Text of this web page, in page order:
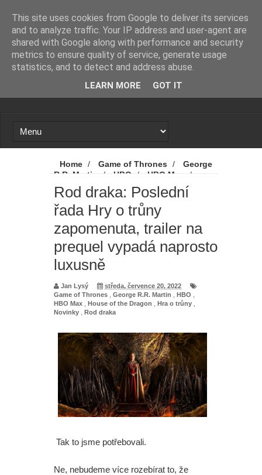
Loading...
Home / Game of Thrones /
George
R.R. Martin
/ HBO / HBO Max
/
House of the Dragon
Hra o trůny
Novinky / Rod draka /
Rod draka:
Poslední řada Hry o trůny zapomenuta,
trailer na prequel vypadá naprosto luxusně
Rod draka: Poslední
řada Hry o trůny
zapomenuta, trailer na
prequel vypadá naprosto
luxusně
Jan Lysý
středa, července 20, 2022
Game of Thrones
George R.R. Martin HBO
HBO Max
House of the Dragon Hra o trůny
Novinky
Rod draka
Tak to jsme potřebovali.
Ne, nebudeme více rozebírat to, že
This site uses cookies from Google to deliver its services
and to analyze traffic. Your IP address and user-agent are
shared with Google along with performance and security
metrics to ensure quality of service, generate usage
statistics, and to detect and address abuse.
LEARN MORE GOT IT